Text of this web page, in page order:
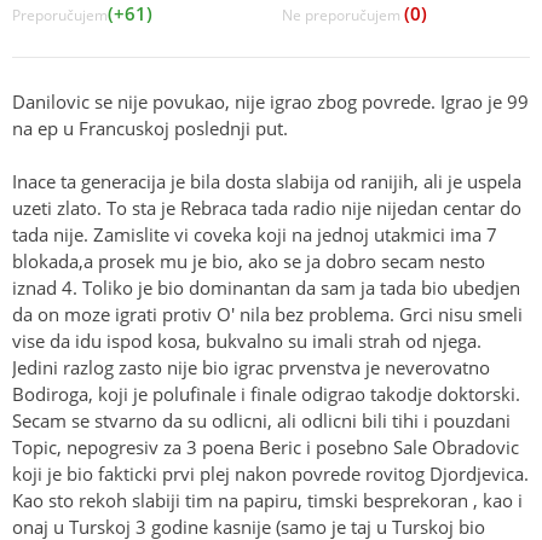
Preporučujem(+61) Ne preporučujem (0)
Danilovic se nije povukao, nije igrao zbog povrede. Igrao je 99
na ep u Francuskoj poslednji put.
Inace ta generacija je bila dosta slabija od ranijih, ali je uspela
uzeti zlato. To sta je Rebraca tada radio nije nijedan centar do
tada nije. Zamislite vi coveka koji na jednoj utakmici ima 7
blokada,a prosek mu je bio, ako se ja dobro secam nesto
iznad 4. Toliko je bio dominantan da sam ja tada bio ubedjen
da on moze igrati protiv O' nila bez problema. Grci nisu smeli
vise da idu ispod kosa, bukvalno su imali strah od njega.
Jedini razlog zasto nije bio igrac prvenstva je neverovatno
Bodiroga, koji je polufinale i finale odigrao takodje doktorski.
Secam se stvarno da su odlicni, ali odlicni bili tihi i pouzdani
Topic, nepogresiv za 3 poena Beric i posebno Sale Obradovic
koji je bio fakticki prvi plej nakon povrede rovitog Djordjevica.
Kao sto rekoh slabiji tim na papiru, timski besprekoran , kao i
onaj u Turskoj 3 godine kasnije (samo je taj u Turskoj bio